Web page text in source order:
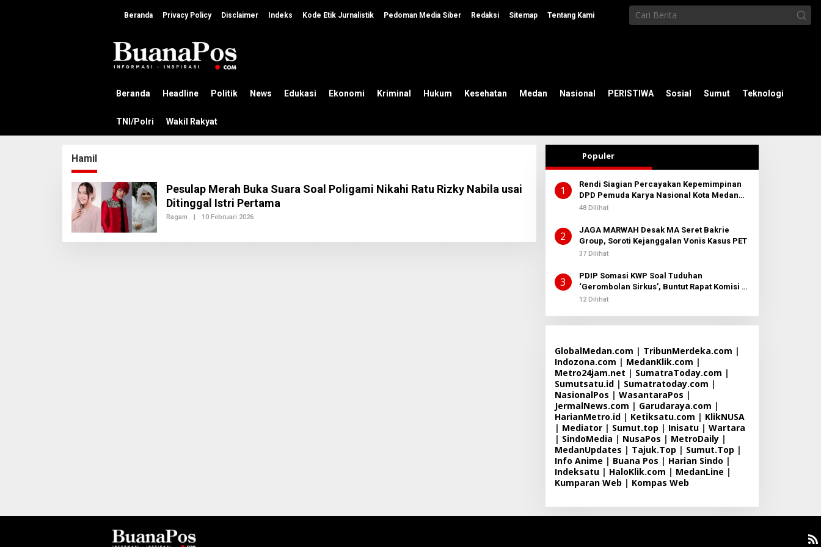
e
Beranda Privacy Policy Disclaimer Indeks Kode Etik Jurnalistik Pedoman Media Siber Redaksi Sitemap Tentang Kami
Beranda Headline Politik News Edukasi Ekonomi Kriminal Hukum Kesehatan Medan Nasional PERISTIWA Sosial Sumut Teknologi
TNI/Polri Wakil Rakyat
Hamil
Pesulap Merah Buka Suara Soal Poligami Nikahi Ratu Rizky Nabila usai
Ditinggal Istri Pertama
Ragam | 10 Februari 2026
H
Populer
1
Rendi Siagian Percayakan Kepemimpinan
DPD Pemuda Karya Nasional Kota Medan
kepada Josef Sembiring
48 Dilihat
2
JAGA MARWAH Desak MA Seret Bakrie
Group, Soroti Kejanggalan Vonis Kasus PET
37 Dilihat
3
PDIP Somasi KWP Soal Tuduhan
‘Gerombolan Sirkus’, Buntut Rapat Komisi II
Dipimpin Sufmi Dasco Ahmad
12 Dilihat
GlobalMedan.com | TribunMerdeka.com |
Indozona.com | MedanKlik.com |
Metro24jam.net | SumatraToday.com |
Sumutsatu.id| Sumatratoday.com |
NasionalPos | WasantaraPos |
JermalNews.com | Garudaraya.com |
HarianMetro.id| Ketiksatu.com | KlikNUSA
| Mediator| Sumut.top | Inisatu| Wartara
| SindoMedia | NusaPos | MetroDaily|
MedanUpdates | Tajuk.Top | Sumut.Top |
Info Anime | Buana Pos | Harian Sindo |
Indeksatu| HaloKlik.com | MedanLine |
Kumparan Web | Kompas Web